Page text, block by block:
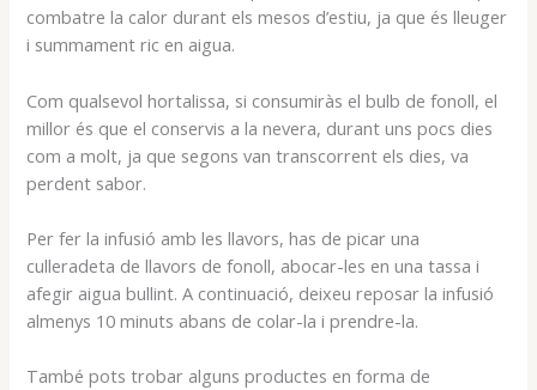
combatre la calor durant els mesos d’estiu, ja que és lleuger
i summament ric en aigua.
Com qualsevol hortalissa, si consumiràs el bulb de fonoll, el
millor és que el conservis a la nevera, durant uns pocs dies
com a molt, ja que segons van transcorrent els dies, va
perdent sabor.
Per fer la infusió amb les llavors, has de picar una
culleradeta de llavors de fonoll, abocar-les en una tassa i
afegir aigua bullint. A continuació, deixeu reposar la infusió
almenys 10 minuts abans de colar-la i prendre-la.
També pots trobar alguns productes en forma de